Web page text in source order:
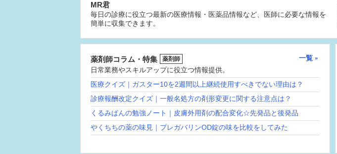
MR君
毎日の診療に役立つ最新の医療情報・医薬品情報など、医師に必要な情報を
簡単に収集できます。
薬剤師コラム・特集 薬剤師
一覧
日常業務やスキルアップに役立つ情報提供。
医療クイズ｜ガスター10を2週間以上継続使用すべきでない理由は？
診療報酬改定クイズ｜一般名処方の剤形変更に関する注意点は？
くるみぱんの勉強ノート｜皮膚外用剤の配合変化☆先発品と後発品
やくちちの薬の味見｜プレガバリンOD錠の味を比較をしてみた